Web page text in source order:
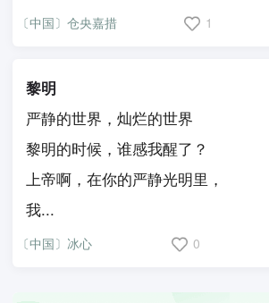
〔中国〕仓央嘉措 1
黎明
严静的世界，灿烂的世界
黎明的时候，谁感我醒了？
上帝啊，在你的严静光明里，
我...
〔中国〕冰心 0